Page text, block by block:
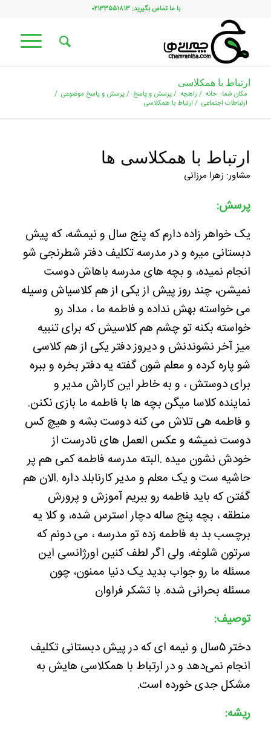
با ما تماس بگیرید: ۰۲۱۳۳۵۵۱۸۱۳
ارتباط با همکلاسی
مکان شما: خانه / راهچه /پرسش و پاسخ /پرسش و پاسخ موضوعی /
ارتباطات اجتماعی / ارتباط با همکلاسی
ارتباط با همکلاسی ها
مشاور: زهرا مرزانی
پرسش:
یک خواهر زاده دارم که پنج سال و نیمشه، که پیش
دبستانی میره و در مدرسه تکلیف دفتر شطرنجی شو
انجام نمیده، و بچه های مدرسه باهاش دوست
نمیشن، چند روز پیش از یکی از هم کلاسیاش وسیله
می خواسته بهش نداده و فاطمه ما ، مداد رو
خواسته بکنه تو چشم هم کلاسیش که برای تنبیه
میز آخر نشوندنش و دیروز دفتر یکی از هم کلاسی
شو پاره کرده و معلم شون گفته یه دفتر بخره و ببره
برای دوستش ، و به خاطر این کاراش مدیر و
نماینده کلاسا میگن بچه ها با فاطمه ما بازی نکنن.
و فاطمه هی تلاش می کنه دوست بشه و هیچ کس
دوست نمیشه و عکس العمل های نادرست از
خودش نشون میده .البته مدرسه فاطمه کمی هم پر
حاشیه ست و یک معلم و مدیر کارنابلد داره .الان هم
گفتن که باید فاطمه رو ببریم آموزش و پرورش
منطقه ، بچه پنج ساله دچار استرس شده، و کلا یه
برچسب بد به فاطمه زده تو مدرسه ، می دونم که
سرتون شلوغه، ولی اگر لطف کنین اورژانسی این
مسئله ما رو جواب بدید یک دنیا ممنون، چون
مسئله بحرانی شده. با تشکر فراوان
توصیف:
دختر ۵سال و نیمه ای که در پیش دبستانی تکلیف
انجام نمی‌دهد و در ارتباط با همکلاسی هایش به
مشکل جدی خورده است.
ریشه: